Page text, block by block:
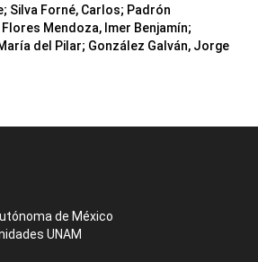
; Silva Forné, Carlos; Padrón
Flores Mendoza, Imer Benjamín;
del Pilar; González Galván, Jorge
de México
UNAM